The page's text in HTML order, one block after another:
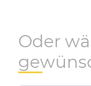
Oder